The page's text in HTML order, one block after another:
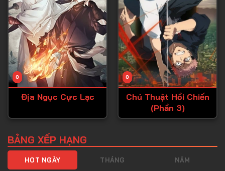
Tập 43
Tập 44
Tập 45
Tập 46
Tập 47
Tập 49
0
Địa Ngục Cực Lạc
0
Chú Thuật Hồi Chiến
(Phần 3)
BẢNG XẾP HẠNG
HOT NGÀY THÁNG NĂM